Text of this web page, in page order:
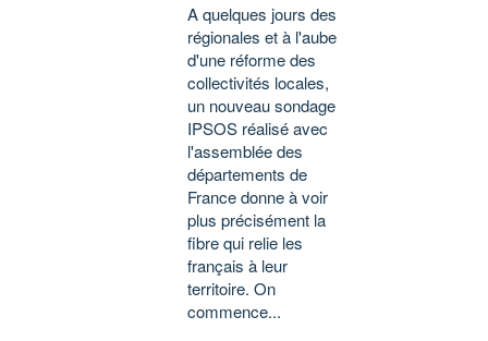
A quelques jours des
régionales et à l'aube
d'une réforme des
collectivités locales,
un nouveau sondage
IPSOS réalisé avec
l'assemblée des
départements de
France donne à voir
plus précisément la
fibre qui relie les
français à leur
territoire. On
commence...